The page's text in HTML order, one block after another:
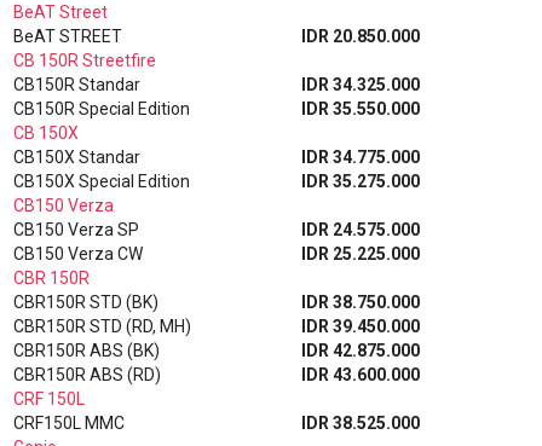
BeAT Street
BeAT STREET
IDR 20.850.000
CB 150R Streetfire
CB150R Standar
IDR 34.325.000
CB150R Special Edition
IDR 35.550.000
CB 150X
CB150X Standar
IDR 34.775.000
CB150X Special Edition
IDR 35.275.000
CB150 Verza
CB150 Verza SP
IDR 24.575.000
CB150 Verza CW
IDR 25.225.000
CBR 150R
CBR150R STD (BK)
IDR 38.750.000
CBR150R STD (RD, MH)
IDR 39.450.000
CBR150R ABS (BK)
IDR 42.875.000
CBR150R ABS (RD)
IDR 43.600.000
CRF 150L
CRF150L MMC
IDR 38.525.000